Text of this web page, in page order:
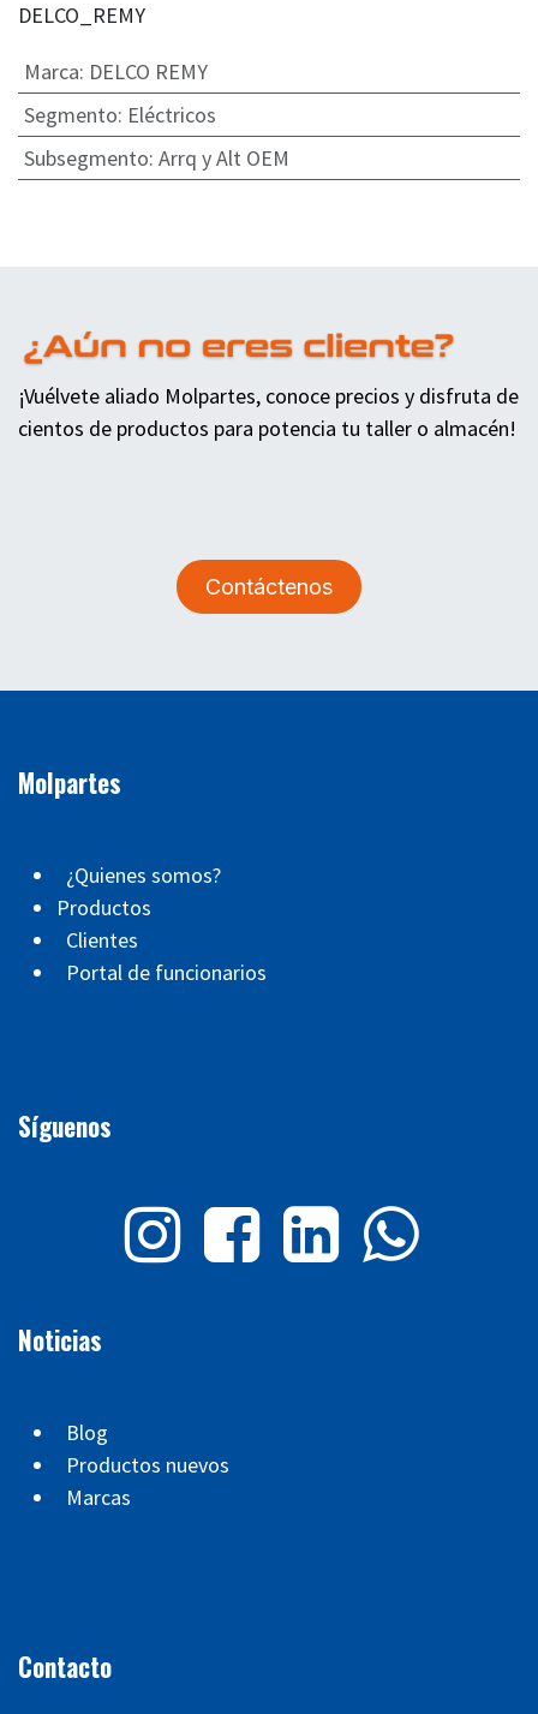
DELCO_REMY
Marca: DELCO REMY
Segmento: Eléctricos
Subsegmento: Arrq y Alt OEM
¡Vuélvete aliado Molpartes, conoce precios y disfruta de
cientos de productos para potencia tu taller o almacén!
Contáctenos
Molpartes
¿Quienes somos?
Productos
Clientes
Portal de funcionarios
Síguenos
Noticias
Blog
Productos nuevos
Marcas
Contacto